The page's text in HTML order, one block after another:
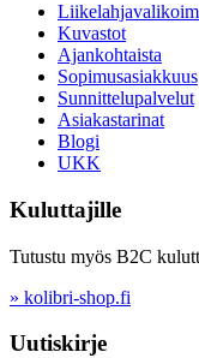
Kuvastot
Ajankohtaista
Sopimusasiakkuus
Sunnittelupalvelut
Asiakastarinat
Blogi
UKK
Kuluttajille
Tutustu myös B2C
» kolibri-shop.fi
Uutiskirje